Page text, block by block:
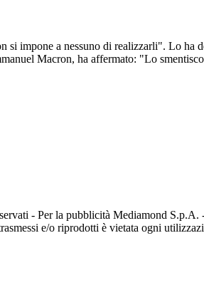
impone a nessuno di realizzarli". Lo ha
Macron, ha affermato: "Lo
- Per la pubblicità Mediamond S.p.A.
e/o riprodotti è vietata ogni